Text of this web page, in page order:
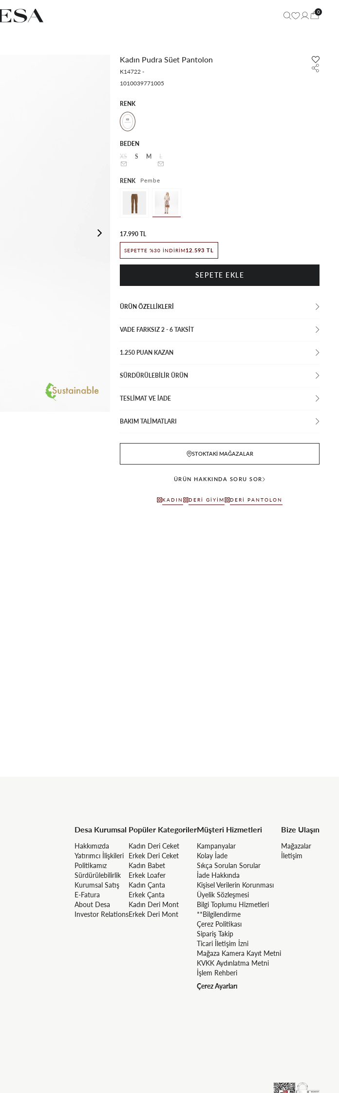
0
Kadın Pudra Süet Pantolon
K14722 -
1010039771005
RENK
BEDEN
XS
S M L
RENK Pembe
17.990 TL
SEPETTE %30 İNDIRIM12.593 TL
ÜRÜN ÖZELLIKLERI
VADE FARKSIZ 2 - 6 TAKSIT
1.250 PUAN KAZAN
SÜRDÜRÜLEBİLİR ÜRÜN
TESLİMAT VE İADE
BAKIM TALİMATLARI
STOKTAKI MAĞAZALAR
ÜRÜN HAKKINDA SORU SOR
KADIN DERI GIYIM DERI PANTOLON
Desa Kurumsal
Hakkımızda
Yatırımcı İlişkileri
Politikamız
Sürdürülebilirlik
Kurumsal Satış
E-Fatura
About Desa
Investor Relations
Popüler Kategoriler
Kadın Deri Ceket
Erkek Deri Ceket
Kadın Babet
Erkek Loafer
Kadın Çanta
Erkek Çanta
Kadın Deri Mont
Erkek Deri Mont
Müşteri Hizmetleri
Kampanyalar
Kolay İade
Sıkça Sorulan Sorular
İade Hakkında
Kişisel Verilerin Korunması
Üyelik Sözleşmesi
Bilgi Toplumu Hizmetleri
**Bilgilendirme
Çerez Politikası
Sipariş Takip
Ticari İletişim İzni
Mağaza Kamera Kayıt Metni
KVKK Aydınlatma Metni
İşlem Rehberi
Çerez Ayarları
Bize Ulaşın
Mağazalar
İletişim